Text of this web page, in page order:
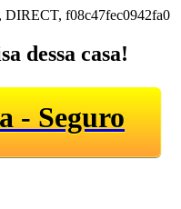
DIRECT, f08c47fec0942fa0
dessa casa!
- Seguro